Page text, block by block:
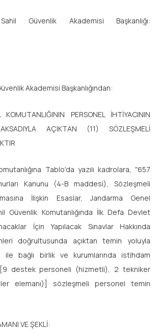
Güvenlik Akademisi Başkanlığı:
Akademisi Başkanlığından:
PERSONEL İHTİYACININ
AÇIKTAN (11) SÖZLEŞMELİ
Tablo'da yazılı kadrolara, "657
Kanunu (4-B maddesi), Sözleşmeli
İlişkin Esaslar, Jandarma Genel
Güvenlik Komutanlığında İlk Defa Devlet
İçin Yapılacak Sınavlar Hakkında
doğrultusunda açıktan temin yoluyla
ile bağlı birlik ve kurumlarında istihdam
destek personeli (hizmetli), 2 tekniker
elemanı)] sözleşmeli personel temin
VE ŞEKLİ: